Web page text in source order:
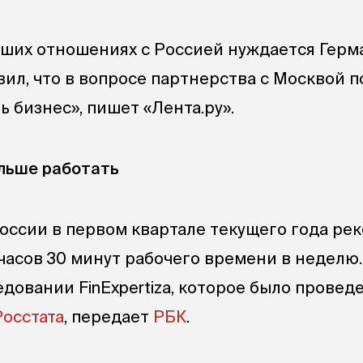
отношениях с Россией нуждается
что в вопросе партнерства с Москвой
бизнес», пишет «Лента.ру».
работать
в первом квартале текущего года
30 минут рабочего времени в
FinExpertiza, которое было
, передает РБК.